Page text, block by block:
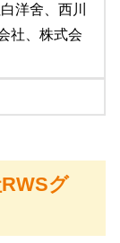
洋舍、西川
社、株式会
グ